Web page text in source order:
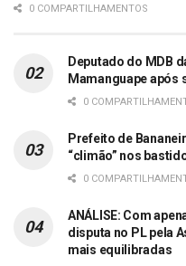
0 COMPARTILHAMENTOS
Deputado do MDB
Mamanguape após
0
Prefeito de
“climão” nos
0
ANÁLISE: Com
disputa no PL pela
mais equilibradas